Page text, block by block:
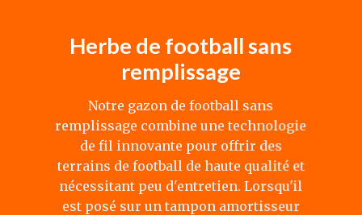
Herbe de football sans
remplissage
Notre gazon de football sans
remplissage combine une technologie
de fil innovante pour offrir des
terrains de football de haute qualité et
nécessitant peu d'entretien. Lorsqu'il
est posé sur un tampon amortisseur